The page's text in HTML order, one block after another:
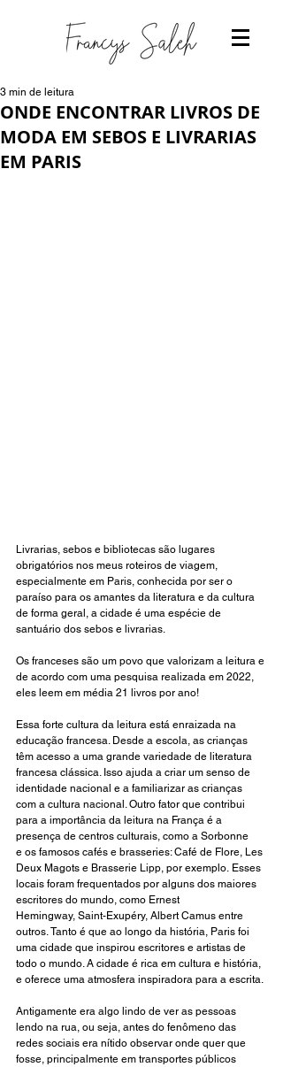
ONDE ENCONTRAR LIVROS DE
MODA EM SEBOS E LIVRARIAS
EM PARIS
3 min de leitura
Livrarias, sebos e bibliotecas são lugares
obrigatórios nos meus roteiros de viagem,
especialmente em Paris, conhecida por ser o
paraíso para os amantes da literatura e da cultura
de forma geral, a cidade é uma espécie de
santuário dos sebos e livrarias.
Os franceses são um povo que valorizam a leitura e
de acordo com uma pesquisa realizada em 2022,
eles leem em média 21 livros por ano!
Essa forte cultura da leitura está enraizada na
educação francesa. Desde a escola, as crianças
têm acesso a uma grande variedade de literatura
francesa clássica. Isso ajuda a criar um senso de
identidade nacional e a familiarizar as crianças
com a cultura nacional. Outro fator que contribui
para a importância da leitura na França é a
presença de centros culturais, como a Sorbonne
e os famosos cafés e brasseries: Café de Flore, Les
Deux Magots e Brasserie Lipp, por exemplo. Esses
locais foram frequentados por alguns dos maiores
escritores do mundo, como Ernest
Hemingway, Saint-Exupéry, Albert Camus entre
outros. Tanto é que ao longo da história, Paris foi
uma cidade que inspirou escritores e artistas de
todo o mundo. A cidade é rica em cultura e história,
e oferece uma atmosfera inspiradora para a escrita.
Antigamente era algo lindo de ver as pessoas
lendo na rua, ou seja, antes do fenômeno das
redes sociais era nítido observar onde quer que
fosse, principalmente em transportes públicos